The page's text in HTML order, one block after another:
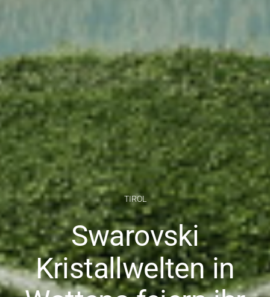
TIROL
Swarovski
Kristallwelten in